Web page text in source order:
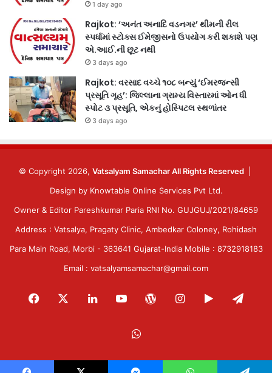
1 day ago
Rajkot: ‘અનંત અનાદિ વડનગર’ થીમની રીલ
સ્પર્ધામાં સ્ટોક્સ ઈમેજીસનો ઉપયોગ કરી શકાશે પણ
એ.આઈ.ની છૂટ નથી
3 days ago
Rajkot: વરસાદ વચ્ચે ૧૦૮ બન્યું ‘ઈમરજન્સી
પ્રસૂતિ ગૃહ’: જિલ્લાના ગ્રામ્ય વિસ્તારમાં ઓન ધી
સ્પોટ ૩ પ્રસૂતિ, એકનું હોસ્પિટલ સ્થળાંતર
3 days ago
© Copyright 2026, Vatsalyam Samachar All Rights Reserved
Design by Knowtable Online Services Pvt Ltd.
Owner & Editor Pareshkumar Paria RNI No. GUJGUJ/2021/84659
Address : Vatsalya, Pragaty Clinic, Ambedkar Coloney, Rohidash
Para Main Road, Morbi - 363641 Gujarat-India Mobile : 8732918183
Email : vatsalyamsamachar@gmail.com
Facebook LinkedInYouTubeWordPressInstagram
Google
WhatsApp